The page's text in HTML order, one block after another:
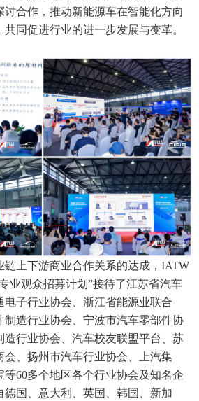
合作，推动新能源车在智能化方向
共同促进行业的进一步发展与变革。
链上下游商业合作关系的达成，IATW
业观众招募计划”接待了江苏省汽车
电子行业协会、浙江省能源业联合
制造行业协会、宁波市汽车零部件协
造行业协会、汽车校友联盟平台、苏
会、扬州市汽车行业协会、上汽集
等60多个地区各个行业协会及知名企
德国、意大利、英国、韩国、新加